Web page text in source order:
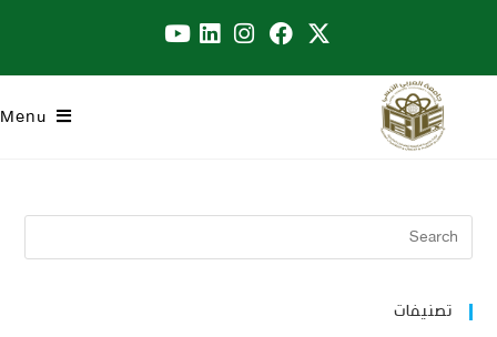
Menu
تصنيفات